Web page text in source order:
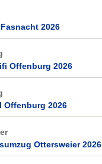
2026
Offenburg 2026
Offenburg 2026
Ottersweier 2026